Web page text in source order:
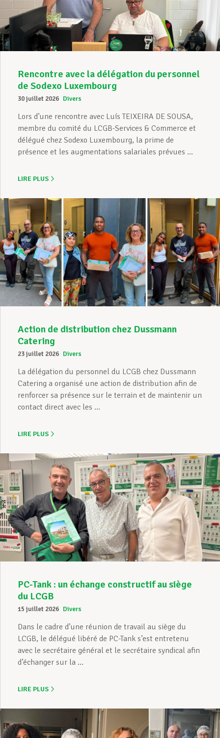
Assistance en vie privée
Devenir Membre
Actualités
Rencontre avec la délégation du personnel
de Sodexo Luxembourg
30 juillet 2026 Divers
Lors d’une rencontre avec Luís TEIXEIRA DE SOUSA,
membre du comité du LCGB-Services & Commerce et
délégué chez Sodexo Luxembourg, la prime de
présence et les augmentations salariales prévues ...
LIRE PLUS
Action de distribution chez Dussmann
Catering
23 juillet 2026 Divers
La délégation du personnel du LCGB chez Dussmann
Catering a organisé une action de distribution afin de
renforcer sa présence sur le terrain et de maintenir un
contact direct avec les ...
LIRE PLUS
PC-Tank : un échange constructif au siège
du LCGB
15 juillet 2026 Divers
Dans le cadre d’une réunion de travail au siège du
LCGB, le délégué libéré de PC-Tank s’est entretenu
avec le secrétaire général et le secrétaire syndical afin
d’échanger sur la ...
LIRE PLUS